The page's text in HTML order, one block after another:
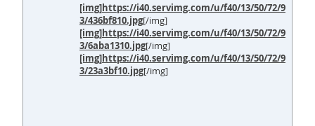
[img]https://i40.servimg.com/u/f40/13/50/72/9
3/436bf810.jpg[/img]
[img]https://i40.servimg.com/u/f40/13/50/72/9
3/6aba1310.jpg[/img]
[img]https://i40.servimg.com/u/f40/13/50/72/9
3/23a3bf10.jpg[/img]